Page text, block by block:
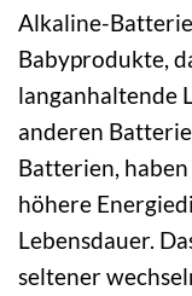
Alkaline-
Babyprodukte,
langanhaltende
anderen
Batterien,
höhere
Lebensdauer.
seltener